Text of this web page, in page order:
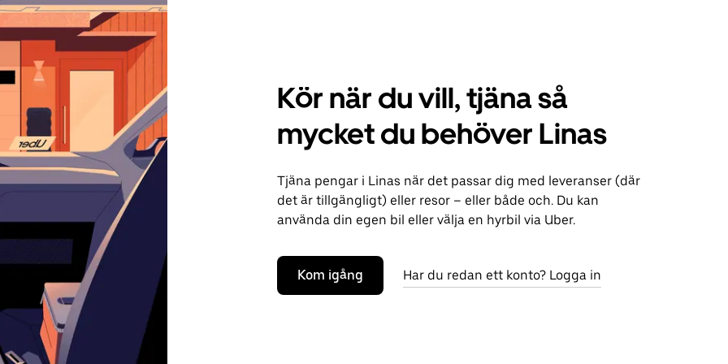
Kör när du vill, tjäna så
mycket du behöver Linas
Tjäna pengar i Linas när det passar dig med leveranser (där
det är tillgängligt) eller resor – eller både och. Du kan
använda din egen bil eller välja en hyrbil via Uber.
Kom igång Har du redan ett konto? Logga in